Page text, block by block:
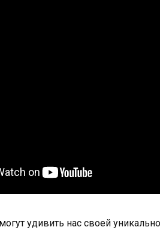
удивить нас своей